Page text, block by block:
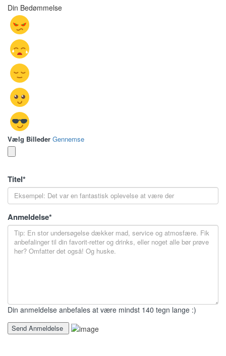
Din Bedømmelse
Vælg Billeder Gennemse
Titel*
Anmeldelse*
Din anmeldelse anbefales at være mindst 140 tegn lange :)